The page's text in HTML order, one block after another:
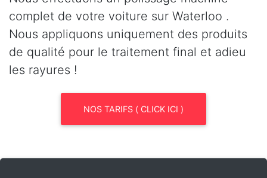
complet de votre voiture sur Waterloo .
Nous appliquons uniquement des produits
de qualité pour le traitement final et adieu
les rayures !
NOS TARIFS ( CLICK ICI )